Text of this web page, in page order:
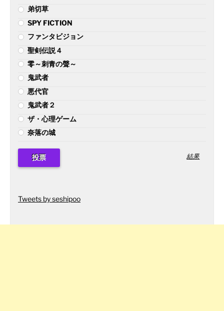
弟切草
SPY FICTION
ファンタビジョン
聖剣伝説４
零～刺青の聲～
鬼武者
悪代官
鬼武者２
ザ・心理ゲーム
奈落の城
結果
Tweets by seshipoo